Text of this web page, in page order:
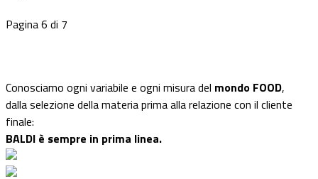
Pagina 6 di 7
Conosciamo ogni variabile e ogni misura del mondo FOOD,
dalla selezione della materia prima alla relazione con il cliente
finale:
BALDI è sempre in prima linea.